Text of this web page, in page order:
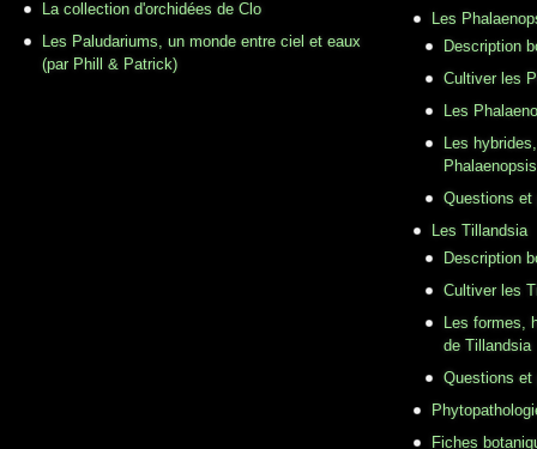
La collection d'orchidées de Clo
Les Paludariums, un monde entre ciel et eaux
(par Phill & Patrick)
Les
Description
Cultiver les
Les
Les
Phalaenopsis
Questions et
Les Tillandsia
Description
Cultiver les
Les formes,
de Tillandsia
Questions et
Fiches